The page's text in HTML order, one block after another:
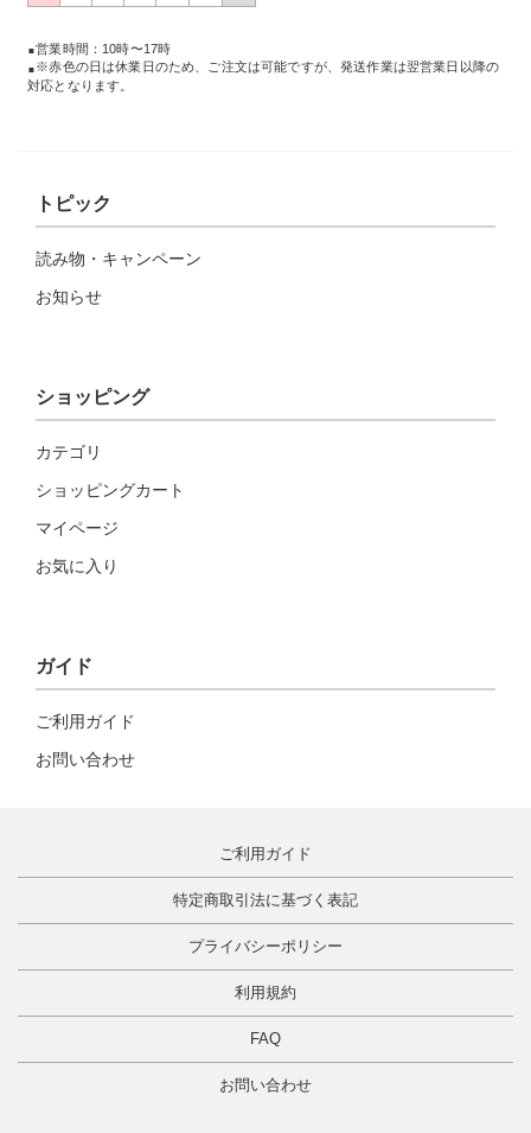
営業時間：10時〜17時
※赤色の日は休業日のため、ご注文は可能ですが、発送作業は翌営業日以降の
対応となります。
トピック
読み物・キャンペーン
お知らせ
ショッピング
カテゴリ
ショッピングカート
マイページ
お気に入り
ガイド
ご利用ガイド
お問い合わせ
ご利用ガイド
特定商取引法に基づく表記
プライバシーポリシー
利用規約
FAQ
お問い合わせ